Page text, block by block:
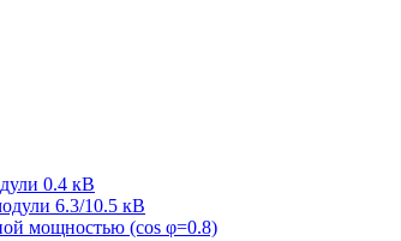
0.4 кВ
6.3/10.5 кВ
мощностью (cos φ=0.8)